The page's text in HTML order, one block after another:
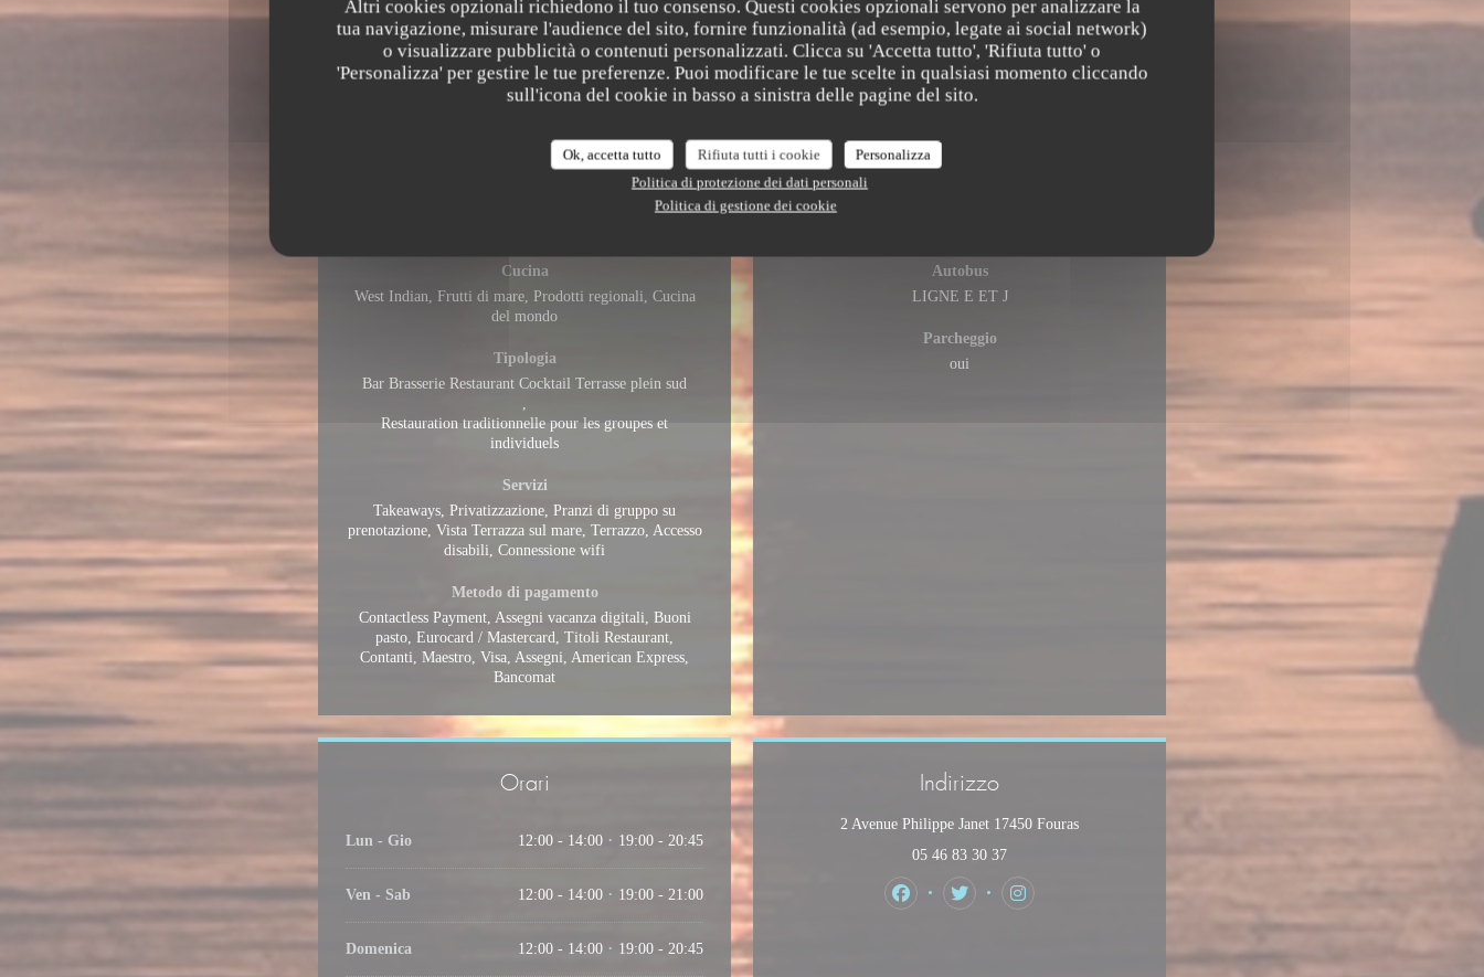
Altri cookies opzionali richiedono il tuo consenso. Questi cookies opzionali servono per analizzare la
tua navigazione, misurare l'audience del sito, fornire funzionalità (ad esempio, legate ai social network)
o visualizzare pubblicità o contenuti personalizzati. Clicca su 'Accetta tutto', 'Rifiuta tutto' o
'Personalizza' per gestire le tue preferenze. Puoi modificare le tue scelte in qualsiasi momento cliccando
sull'icona del cookie in basso a sinistra delle pagine del sito.
Ok, accetta tutto Rifiuta tutti i cookie
Personalizza
Politica di protezione dei dati personali
Politica di gestione dei cookie
Cucina
West Indian, Frutti di mare, Prodotti regionali, Cucina
del mondo
Tipologia
Bar Brasserie Restaurant Cocktail Terrasse plein sud
Restauration traditionnelle pour les groupes et
individuels
Servizi
Takeaways, Privatizzazione, Pranzi di gruppo su
prenotazione, Vista Terrazza sul mare, Terrazzo, Accesso
disabili, Connessione wifi
Metodo di pagamento
Contactless Payment, Assegni vacanza digitali, Buoni
pasto, Eurocard / Mastercard, Titoli Restaurant,
Contanti, Maestro, Visa, Assegni, American Express,
Bancomat
Autobus
LIGNE E ET J
Parcheggio
oui
Orari
Lun - Gio 12:00 - 14:00 • 19:00 - 20:45
Ven - Sab 12:00 - 14:00 • 19:00 - 21:00
Domenica 12:00 - 14:00 • 19:00 - 20:45
Indirizzo
2 Avenue Philippe Janet 17450 Fouras((apre una nuova finestra))
05 46 83 30 37
Facebook ((apre una nuova finestra))
Twitter ((apre una nuova finestra))
Instagram ((apre una nuova finestra))